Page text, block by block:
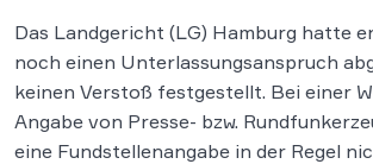
Das Landgericht (LG) Hamburg hatte
noch einen Unterlassungsanspruch
keinen Verstoß festgestellt. Bei einer
Angabe von Presse- bzw.
eine Fundstellenangabe in der Regel